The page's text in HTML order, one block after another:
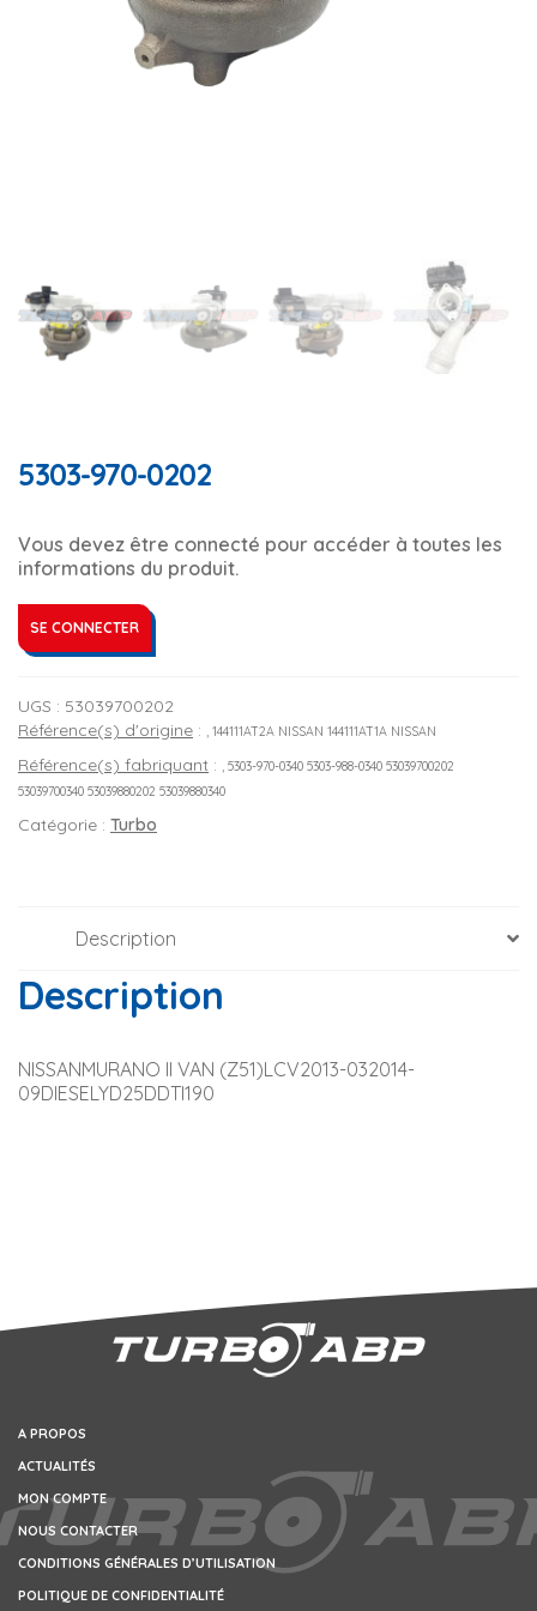
5303-970-0202
Vous devez être connecté pour accéder à toutes les
informations du produit.
SE CONNECTER
UGS : 53039700202
Référence(s) d'origine : , 144111AT2A NISSAN 144111AT1A NISSAN
Référence(s) fabriquant : , 5303-970-0340 5303-988-0340 53039700202
53039700340 53039880202 53039880340
Catégorie : Turbo
Description
Description
NISSANMURANO II VAN (Z51)LCV2013-032014-
09DIESELYD25DDTI190
A PROPOS
ACTUALITÉS
MON COMPTE
NOUS CONTACTER
CONDITIONS GÉNÉRALES D’UTILISATION
POLITIQUE DE CONFIDENTIALITÉ